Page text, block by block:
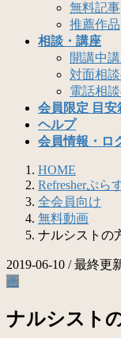
無料記事
推薦作品
相談・講座
開講中
対面相
電話相
会員限定 目安
ヘルプ
会員情報・ロ
HOME
Refresherぷら
全会員向け
無料動画
ナルシストの
2019-06-10 / 最終更
画
ナルシスト